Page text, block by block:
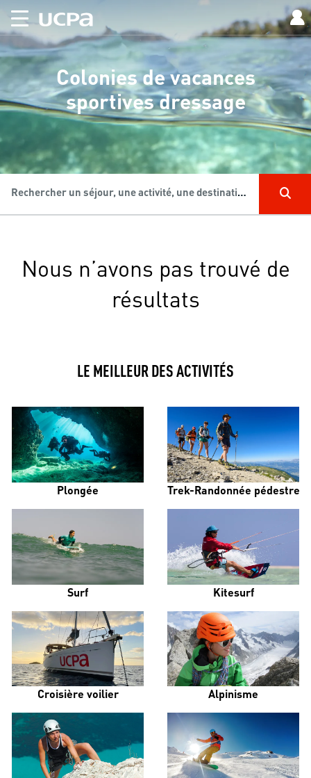
Colonies de vacances
sportives dressage
Rechercher un séjour, une activité, une destination...
Nous n’avons pas trouvé de
résultats
LE MEILLEUR DES ACTIVITÉS
Plongée Trek-Randonnée pédestre
Surf Kitesurf
Croisière voilier Alpinisme